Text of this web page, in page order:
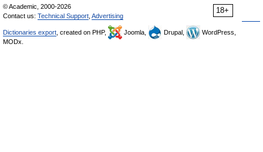
18+
© Academic, 2000-2026
Contact us: Technical Support Advertising
Dictionaries export , created on PHP, Joomla, Drupal,
WordPress,
MODx.